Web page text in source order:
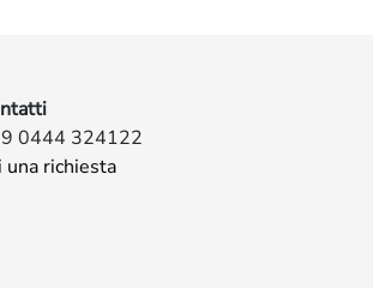
0444 324122
una richiesta